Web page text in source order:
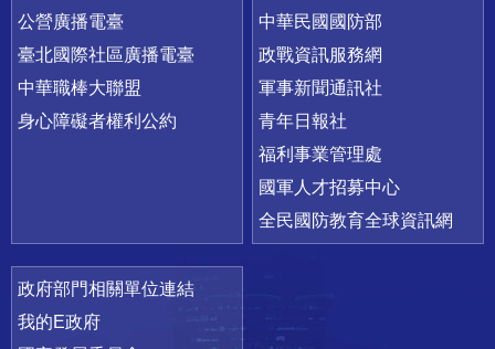
公營廣播電臺
臺北國際社區廣播電臺
中華職棒大聯盟
身心障礙者權利公約
中華民國國防部
政戰資訊服務網
軍事新聞通訊社
青年日報社
福利事業管理處
國軍人才招募中心
全民國防教育全球資訊網
政府部門相關單位連結
我的E政府